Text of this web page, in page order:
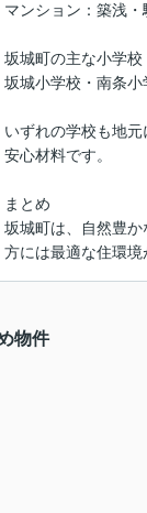
マンション：築浅
坂城町の主な小学校
坂城小学校・南条
いずれの学校も地
安心材料です。
まとめ
坂城町は、自然豊
方には最適な住環
物件